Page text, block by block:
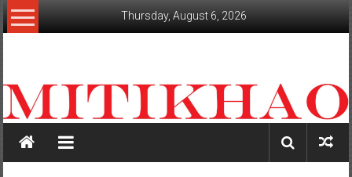
Skip
to
Thursday, August 6, 2026
สะท้อน
ลึก
เหลี่ยม
มุม